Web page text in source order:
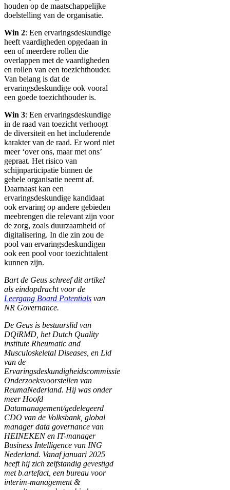
houden op de maatschappelijke
doelstelling van de organisatie.
Win 2: Een ervaringsdeskundige
heeft vaardigheden opgedaan in
een of meerdere rollen die
overlappen met de vaardigheden
en rollen van een toezichthouder.
Van belang is dat de
ervaringsdeskundige ook vooral
een goede toezichthouder is.
Win 3: Een ervaringsdeskundige
in de raad van toezicht verhoogt
de diversiteit en het includerende
karakter van de raad. Er word niet
meer ‘over ons, maar met ons’
gepraat. Het risico van
schijnparticipatie binnen de
gehele organisatie neemt af.
Daarnaast kan een
ervaringsdeskundige kandidaat
ook ervaring op andere gebieden
meebrengen die relevant zijn voor
de zorg, zoals duurzaamheid of
digitalisering. In die zin zou de
pool van ervaringsdeskundigen
ook een pool voor toezichttalent
kunnen zijn.
Bart de Geus schreef dit artikel
als eindopdracht voor de
Leergang Board Potentials van
NR Governance.
De Geus is bestuurslid van
DQiRMD, het Dutch Quality
institute Rheumatic and
Musculoskeletal Diseases, en Lid
van de
Ervaringsdeskundigheidscommissie
Onderzoeksvoorstellen van
ReumaNederland. Hij was onder
meer Hoofd
Datamanagement/gedelegeerd
CDO van de Volksbank, global
manager data governance van
HEINEKEN en IT-manager
Business Intelligence van ING
Nederland. Vanaf januari 2025
heeft hij zich zelfstandig gevestigd
met b.artefact, een bureau voor
interim-management &